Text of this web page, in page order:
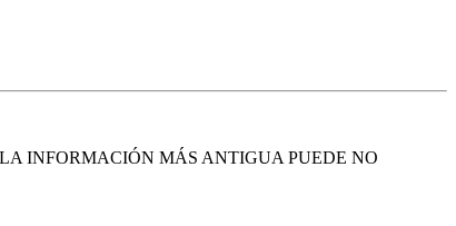
INFORMACIÓN MÁS ANTIGUA PUEDE NO